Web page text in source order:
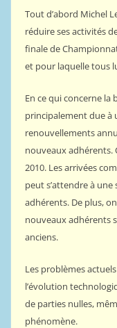
Tout d’abord Michel
réduire ses activités
finale de
et pour laquelle tous
En ce qui concerne la
principalement due à
renouvellements
nouveaux adhérents.
2010. Les arrivées
peut s’attendre à
adhérents. De plus,
nouveaux adhérents
anciens.
Les problèmes actuels
l’évolution
de parties nulles,
phénomène.